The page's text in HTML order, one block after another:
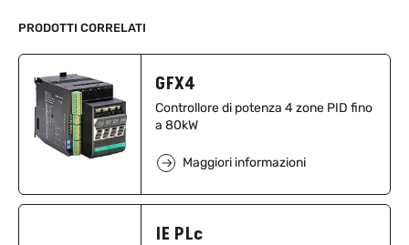
PRODOTTI CORRELATI
GFX4
Controllore di potenza 4 zone PID fino
a 80kW
Maggiori informazioni
IE PLc